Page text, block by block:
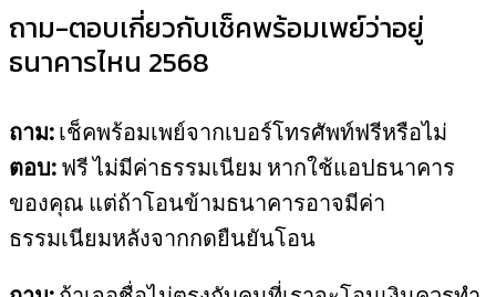
ถาม-ตอบเกี่ยวกับเช็คพร้อมเพย์ว่าอยู่
ธนาคารไหน 2568
ถาม:เช็คพร้อมเพย์จากเบอร์โทรศัพท์ฟรีหรือไม่
ตอบ:ฟรี ไม่มีค่าธรรมเนียม หากใช้แอปธนาคาร
ของคุณ แต่ถ้าโอนข้ามธนาคารอาจมีค่า
ธรรมเนียมหลังจากกดยืนยันโอน